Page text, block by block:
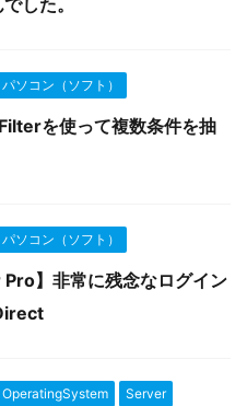
パソコン（ソフト）
を使って複数条件を抽
パソコン（ソフト）
Pro】非常に残念なログイン
OperatingSystem Server